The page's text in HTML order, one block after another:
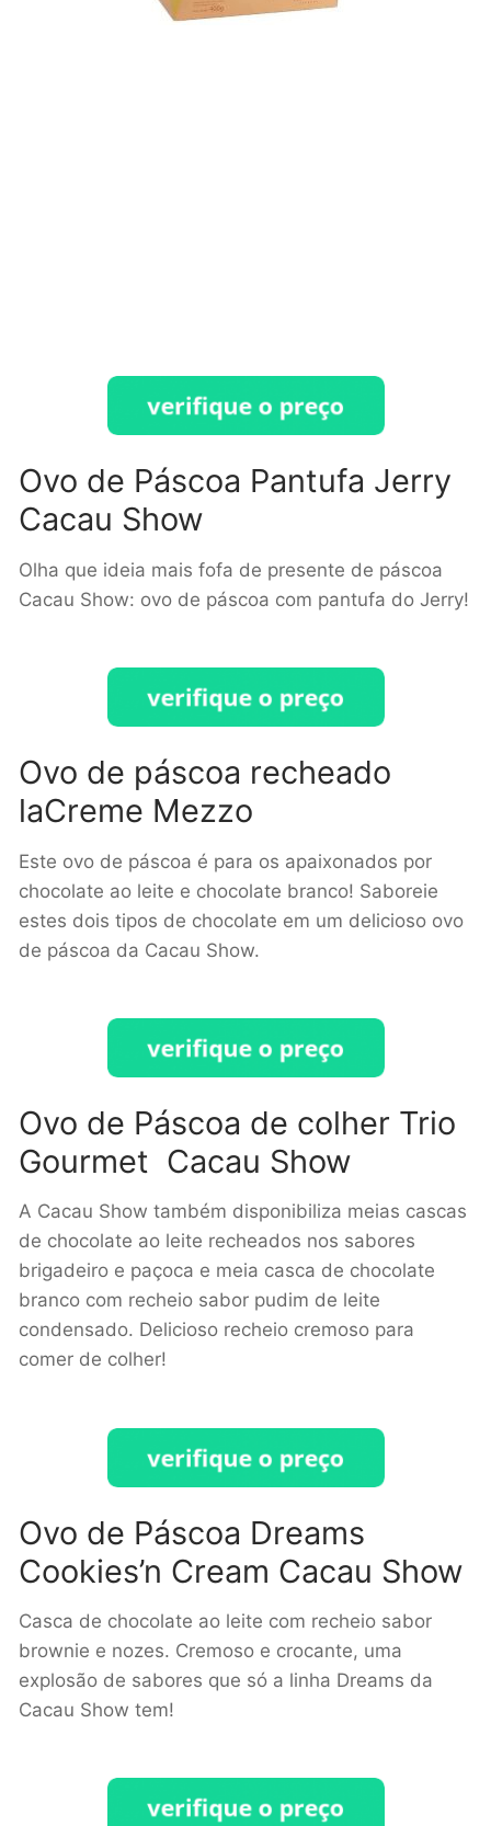
Ovo de Páscoa Pantufa Jerry
Cacau Show
Olha que ideia mais fofa de presente de páscoa
Cacau Show: ovo de páscoa com pantufa do Jerry!
Ovo de páscoa recheado
laCreme Mezzo
Este ovo de páscoa é para os apaixonados por
chocolate ao leite e chocolate branco! Saboreie
estes dois tipos de chocolate em um delicioso ovo
de páscoa da Cacau Show.
Ovo de Páscoa de colher Trio
Gourmet Cacau Show
A Cacau Show também disponibiliza meias cascas
de chocolate ao leite recheados nos sabores
brigadeiro e paçoca e meia casca de chocolate
branco com recheio sabor pudim de leite
condensado. Delicioso recheio cremoso para
comer de colher!
Ovo de Páscoa Dreams
Cookies’n Cream Cacau Show
Casca de chocolate ao leite com recheio sabor
brownie e nozes. Cremoso e crocante, uma
explosão de sabores que só a linha Dreams da
Cacau Show tem!